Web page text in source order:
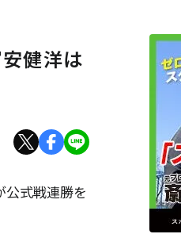
安健洋は
公式戦連勝を